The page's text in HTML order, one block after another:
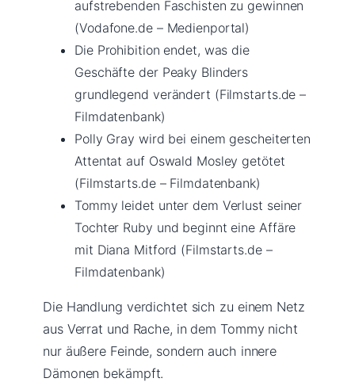
aufstrebenden Faschisten zu gewinnen
(Vodafone.de – Medienportal)
Die Prohibition endet, was die
Geschäfte der Peaky Blinders
grundlegend verändert (Filmstarts.de –
Filmdatenbank)
Polly Gray wird bei einem gescheiterten
Attentat auf Oswald Mosley getötet
(Filmstarts.de – Filmdatenbank)
Tommy leidet unter dem Verlust seiner
Tochter Ruby und beginnt eine Affäre
mit Diana Mitford (Filmstarts.de –
Filmdatenbank)
Die Handlung verdichtet sich zu einem Netz
aus Verrat und Rache, in dem Tommy nicht
nur äußere Feinde, sondern auch innere
Dämonen bekämpft.